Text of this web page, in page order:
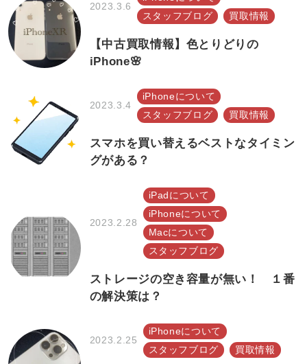
2023.3.6
スタッフブログ
買取情報
【中古買取情報】色とりどりの
iPhone🌸
2023.3.4
iPhoneについて
スタッフブログ
買取情報
スマホを買い替えるベストなタイミン
グがある？
2023.2.28
iPadについて
iPhoneについて
Macについて
スタッフブログ
ストレージの空き容量が無い！ １番
の解決策は？
2023.2.25
iPhoneについて
スタッフブログ
買取情報